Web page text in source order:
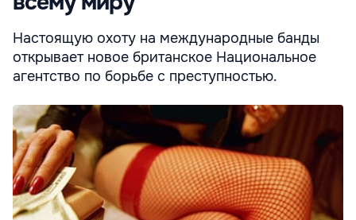
Настоящую охоту на международные банды
открывает новое британское Национальное
агентство по борьбе с преступностью.